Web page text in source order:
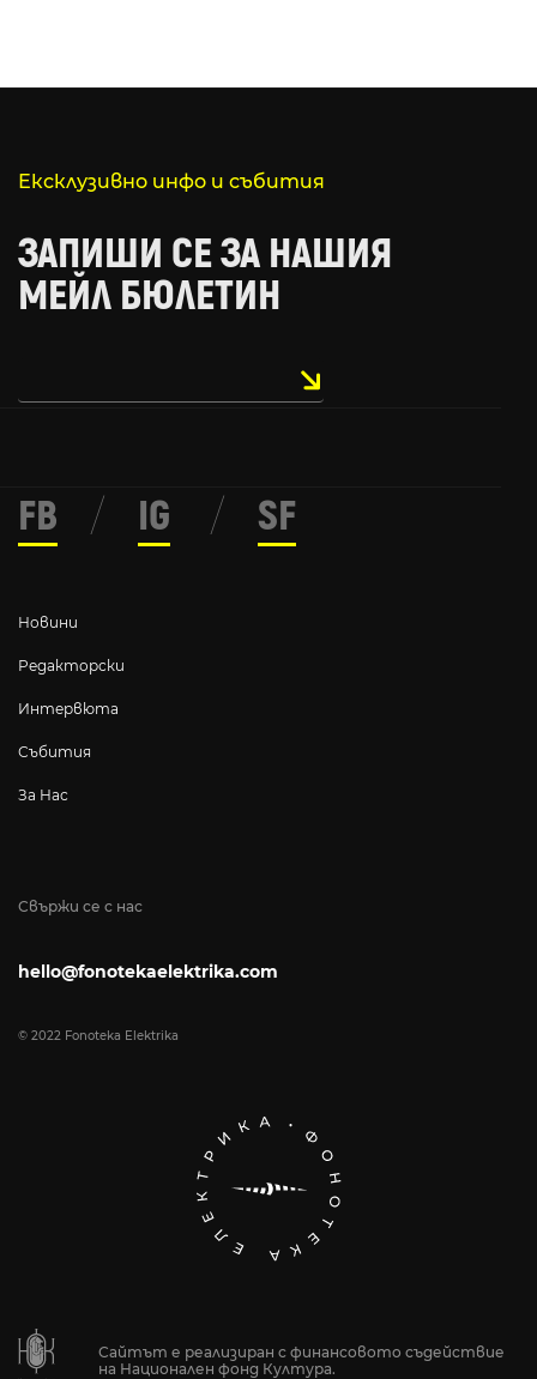
Ексклузивно инфо и събития
ЗАПИШИ СЕ ЗА НАШИЯ
МЕЙЛ БЮЛЕТИН
Свържи се с нас
hello@fonotekaelektrika.com
© 2022 Fonoteka Elektrika
Новини
Редакторски
Интервюта
Събития
За Нас
FB / IG / SF
Сайтът е реализиран с финансовото съдействие
на Национален фонд Култура.